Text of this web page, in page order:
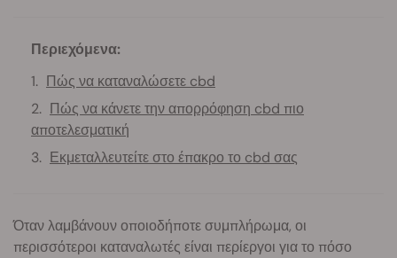
Περιεχόμενα:
Πώς να καταναλώσετε cbd
Πώς να κάνετε την απορρόφηση cbd πιο
αποτελεσματική
Εκμεταλλευτείτε στο έπακρο το cbd σας
Όταν λαμβάνουν οποιοδήποτε συμπλήρωμα, οι
περισσότεροι καταναλωτές είναι περίεργοι για το πόσο